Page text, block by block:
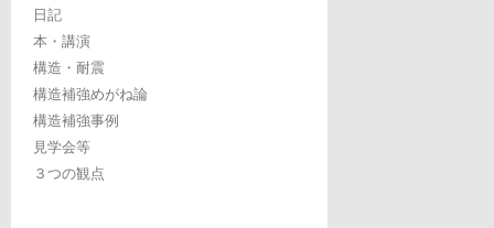
日記
本・講演
構造・耐震
構造補強めがね論
構造補強事例
見学会等
３つの観点